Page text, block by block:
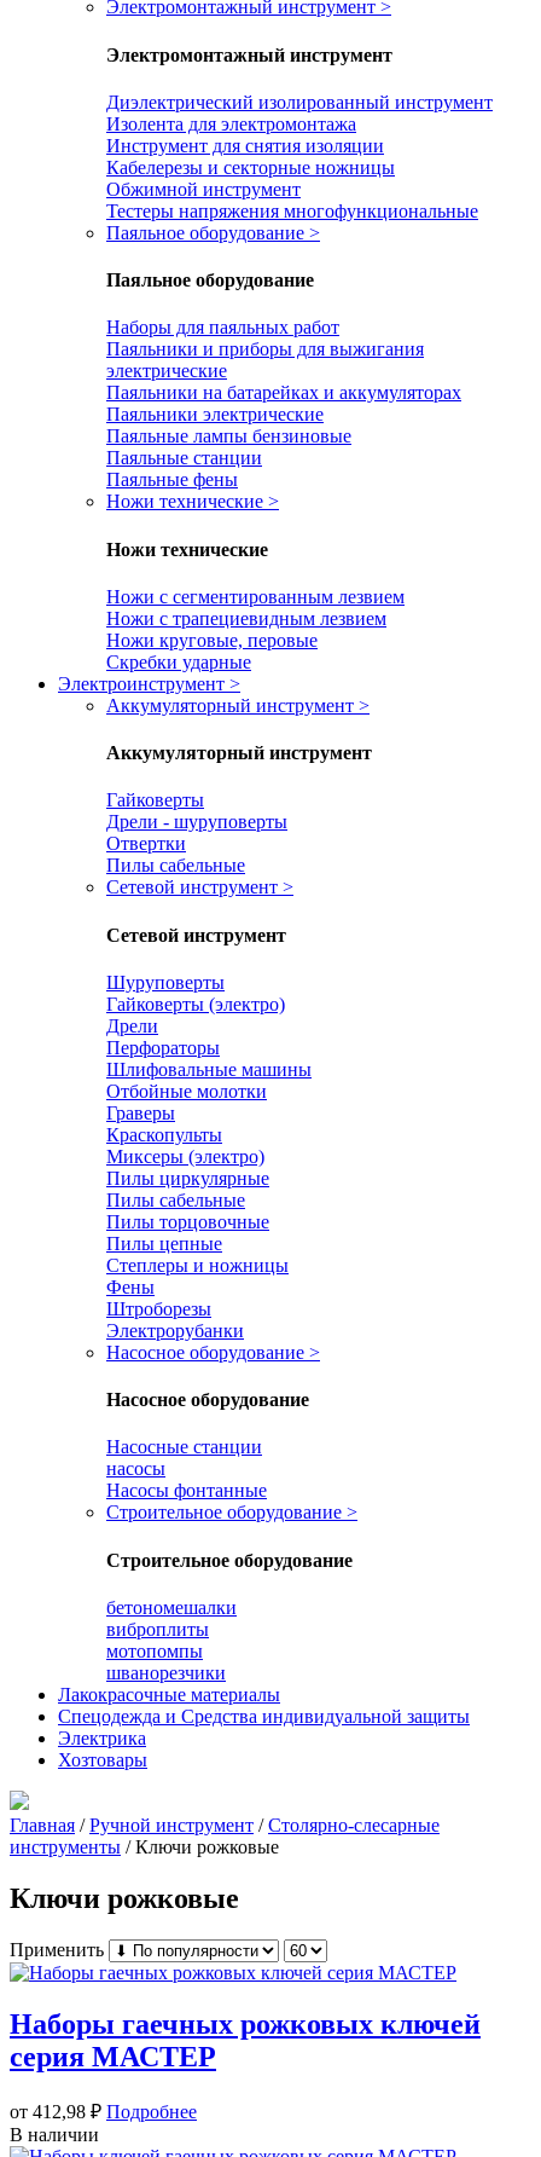
Электромонтажный инструмент >
Электромонтажный инструмент
Диэлектрический изолированный инструмент
Изолента для электромонтажа
Инструмент для снятия изоляции
Кабелерезы и секторные ножницы
Обжимной инструмент
Тестеры напряжения многофункциональные
Паяльное оборудование >
Паяльное оборудование
Наборы для паяльных работ
Паяльники и приборы для выжигания
электрические
Паяльники на батарейках и аккумуляторах
Паяльники электрические
Паяльные лампы бензиновые
Паяльные станции
Паяльные фены
Ножи технические >
Ножи технические
Ножи с сегментированным лезвием
Ножи с трапециевидным лезвием
Ножи круговые, перовые
Скребки ударные
Электроинструмент >
Аккумуляторный инструмент >
Аккумуляторный инструмент
Гайковерты
Дрели - шуруповерты
Отвертки
Пилы сабельные
Сетевой инструмент >
Сетевой инструмент
Шуруповерты
Гайковерты (электро)
Дрели
Перфораторы
Шлифовальные машины
Отбойные молотки
Граверы
Краскопульты
Миксеры (электро)
Пилы циркулярные
Пилы сабельные
Пилы торцовочные
Пилы цепные
Степлеры и ножницы
Фены
Штроборезы
Электрорубанки
Насосное оборудование >
Насосное оборудование
Насосные станции
насосы
Насосы фонтанные
Строительное оборудование >
Строительное оборудование
бетономешалки
виброплиты
мотопомпы
шванорезчики
Лакокрасочные материалы
Спецодежда и Средства индивидуальной защиты
Электрика
Хозтовары
Главная /Ручной инструмент /Столярно-слесарные
инструменты / Ключи рожковые
Ключи рожковые
Применить
Наборы гаечных рожковых ключей
серия МАСТЕР
от 412,98 ₽ Подробнее
В наличии